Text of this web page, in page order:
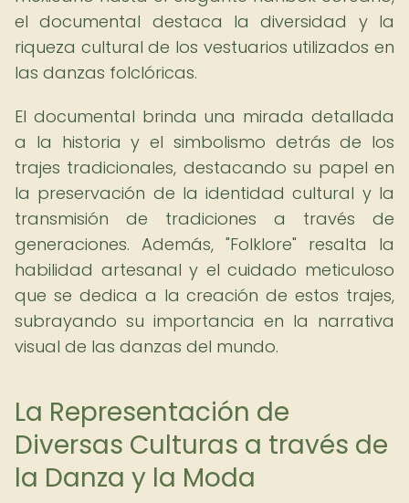
el documental destaca la diversidad y la
riqueza cultural de los vestuarios utilizados en
las danzas folclóricas.
El documental brinda una mirada detallada
a la historia y el simbolismo detrás de los
trajes tradicionales, destacando su papel en
la preservación de la identidad cultural y la
transmisión de tradiciones a través de
generaciones. Además, "Folklore" resalta la
habilidad artesanal y el cuidado meticuloso
que se dedica a la creación de estos trajes,
subrayando su importancia en la narrativa
visual de las danzas del mundo.
La Representación de
Diversas Culturas a través de
la Danza y la Moda